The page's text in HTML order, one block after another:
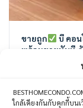
ใกล้เคียงกันกับคุกกี้บน
ขายถูก บี คอน
พร้อมขายทันที ภั
บี คอนโด Bang
1 ห้องนอน